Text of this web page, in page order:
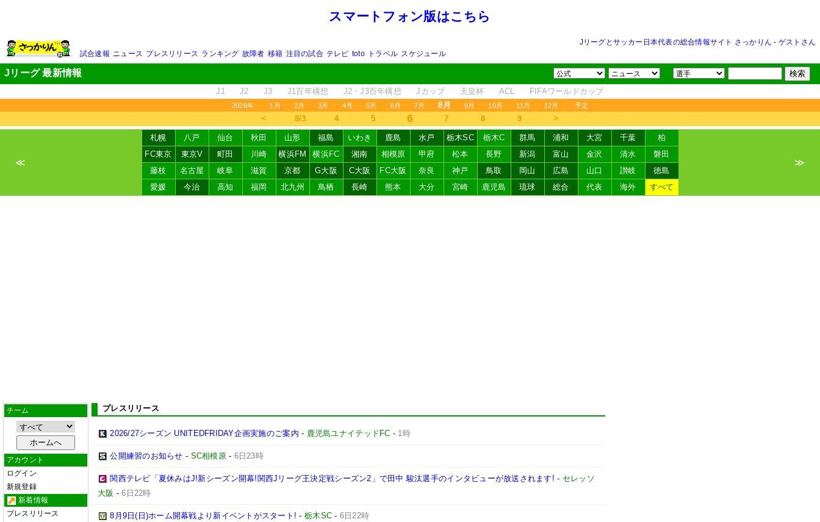
スマートフォン版はこちら
Jリーグとサッカー日本代表の総合情報サイト さっかりん - ゲストさん
試合速報 ニュース プレスリリース ランキング 故障者 移籍 注目の試合 テレビ toto トラベル スケジュール
Jリーグ 最新情報
J1 J2 J3 J1百年構想 J2・J3百年構想 Jカップ 天皇杯 ACL FIFAワールドカップ
2026年 1月 2月 3月 4月 5月 6月 7月 8月 9月 10月 11月 12月 予定
＜ 8/3 4 5 6 7 8 9 ＞
≪
札幌 八戸 仙台 秋田 山形 福島 いわき 鹿島 水戸 栃木SC 栃木C 群馬 浦和 大宮 千葉
柏
FC東京
東京V 町田 川崎 横浜FM 横浜FC 湘南 相模原 甲府 松本 長野 新潟 富山 金沢 清水
磐田
藤枝
名古屋 岐阜 滋賀 京都 G大阪 C大阪 FC大阪 奈良 神戸 鳥取 岡山 広島 山口 讃岐
徳島
愛媛
今治 高知 福岡 北九州 鳥栖 長崎 熊本 大分 宮崎 鹿児島 琉球 総合 代表 海外 すべて
≫
チーム
アカウント
ログイン
新規登録
新着情報
プレスリリース
プレスリリース
2026/27シーズン UNITEDFRIDAY企画実施のご案内 - 鹿児島ユナイテッドFC - 1時
公開練習のお知らせ - SC相模原- 6日23時
関西テレビ「夏休みはJ!新シーズン開幕!関西Jリーグ王決定戦シーズン2」で田中 駿汰選手のインタビューが放送されます! - セレッソ
大阪 -6日22時
8月9日(日)ホーム開幕戦より新イベントがスタート! -栃木SC - 6日22時